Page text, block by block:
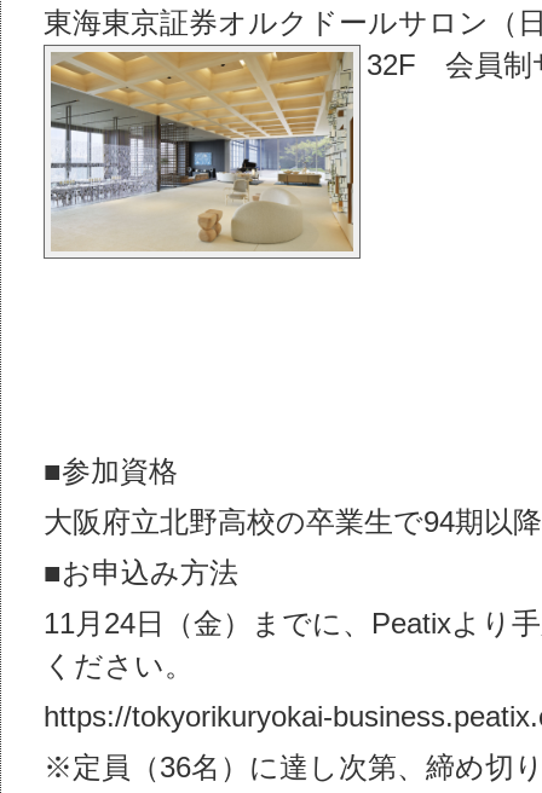
東海東京証券オルクドールサロン（
32F 会員制
■参加資格
⼤阪府⽴北野⾼校の卒業⽣で94期以
■お申込み方法
11月24日（金）までに、Peatixより
ください。
https://tokyorikuryokai-
※定員（36名）に達し次第、締め切